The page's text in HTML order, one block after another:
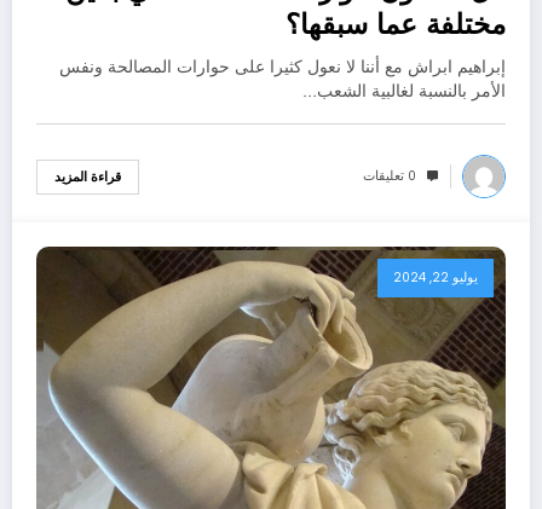
مختلفة عما سبقها؟
إبراهيم ابراش مع أننا لا نعول كثيرا على حوارات المصالحة ونفس
الأمر بالنسبة لغالبية الشعب…
0 تعليقات قراءة المزيد
يوليو 22, 2024